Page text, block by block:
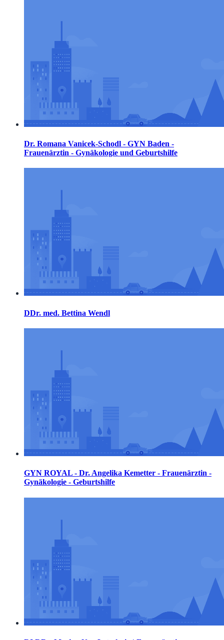
Dr. Romana Vanicek-Schodl - GYN Baden -
Frauenärztin - Gynäkologie und Geburtshilfe
DDr. med. Bettina Wendl
GYN ROYAL - Dr. Angelika Kemetter - Frauenärztin -
Gynäkologie - Geburtshilfe